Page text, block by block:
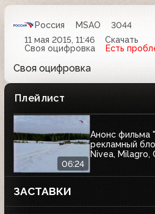
Россия MSAO
3044
11 мая 2015, 11:46
Скачать
Своя оцифровка
Есть
Своя оцифровка
Плейлист
06:24
Анонс фильма
рекламный
Nivea, Milagro,
ЗАСТАВКИ